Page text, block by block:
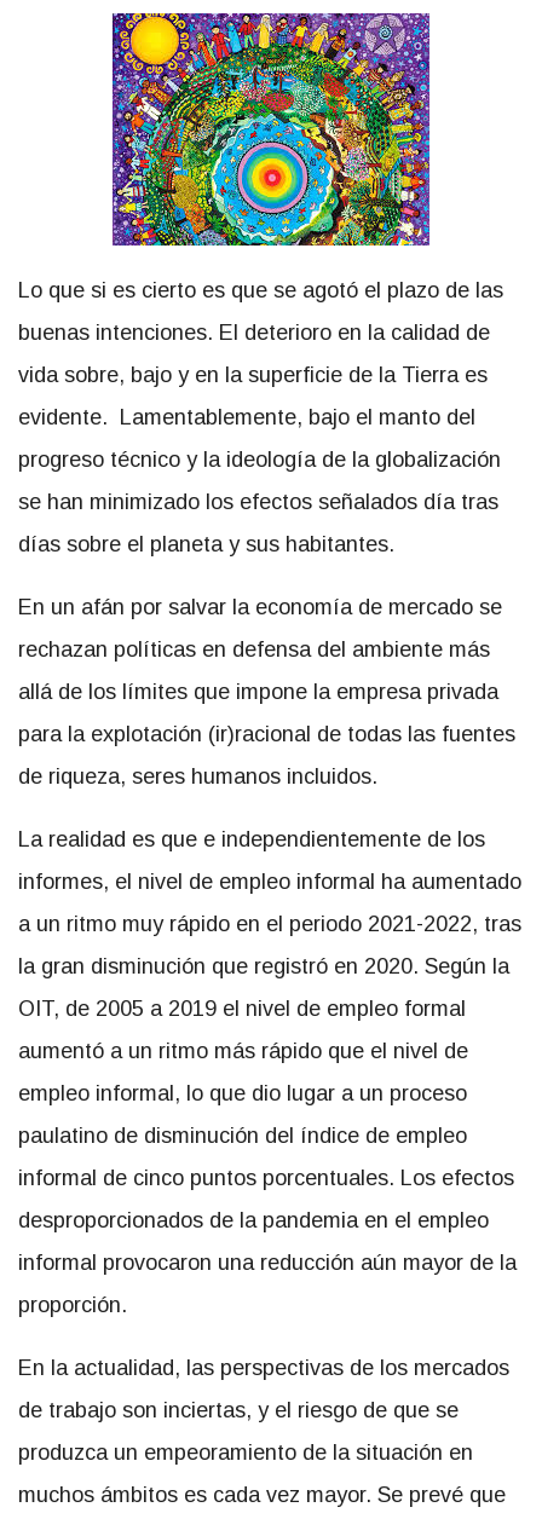
Lo que si es cierto es que se agotó el plazo de las
buenas intenciones. El deterioro en la calidad de
vida sobre, bajo y en la superficie de la Tierra es
evidente. Lamentablemente, bajo el manto del
progreso técnico y la ideología de la globalización
se han minimizado los efectos señalados día tras
días sobre el planeta y sus habitantes.
En un afán por salvar la economía de mercado se
rechazan políticas en defensa del ambiente más
allá de los límites que impone la empresa privada
para la explotación (ir)racional de todas las fuentes
de riqueza, seres humanos incluidos.
La realidad es que e independientemente de los
informes, el nivel de empleo informal ha aumentado
a un ritmo muy rápido en el periodo 2021-2022, tras
la gran disminución que registró en 2020. Según la
OIT, de 2005 a 2019 el nivel de empleo formal
aumentó a un ritmo más rápido que el nivel de
empleo informal, lo que dio lugar a un proceso
paulatino de disminución del índice de empleo
informal de cinco puntos porcentuales. Los efectos
desproporcionados de la pandemia en el empleo
informal provocaron una reducción aún mayor de la
proporción.
En la actualidad, las perspectivas de los mercados
de trabajo son inciertas, y el riesgo de que se
produzca un empeoramiento de la situación en
muchos ámbitos es cada vez mayor. Se prevé que